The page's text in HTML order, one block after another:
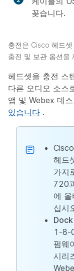
꽂습니다.
충전은 Cisco 헤드
충전 및 보관 옵션을
헤드셋을 충전 스
다른 오디오 소스
앱 및 Webex 데
있습니다 .
헤드
가지
720
에
십시
Dock
1-8-
펌웨
시리